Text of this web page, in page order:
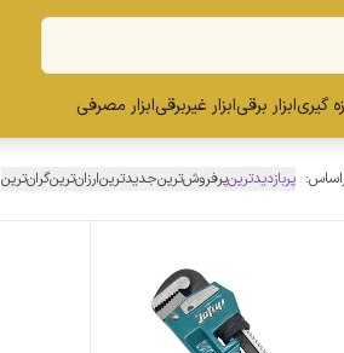
گیریابزار برقیابزار غیربرقیابزار مصرفی
پربازدیدترینپرفروش‌ترینجدیدترینارزان‌ترینگران‌ترین